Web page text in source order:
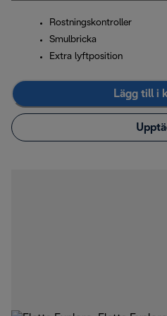
Rostningskontroller
Smulbricka
Extra lyftposition
Lägg till i